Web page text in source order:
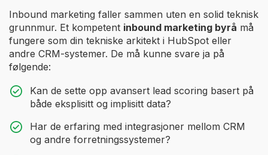
Inbound marketing faller sammen uten en solid teknisk
grunnmur. Et kompetent inbound marketing byrå må
fungere som din tekniske arkitekt i HubSpot eller
andre CRM-systemer. De må kunne svare ja på
følgende:
Kan de sette opp avansert lead scoring basert på
både eksplisitt og implisitt data?
Har de erfaring med integrasjoner mellom CRM
og andre forretningssystemer?